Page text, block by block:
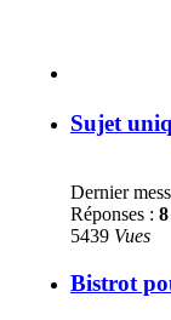
Sujet
Dernier
Réponses : 8
5439 Vues
Bistrot